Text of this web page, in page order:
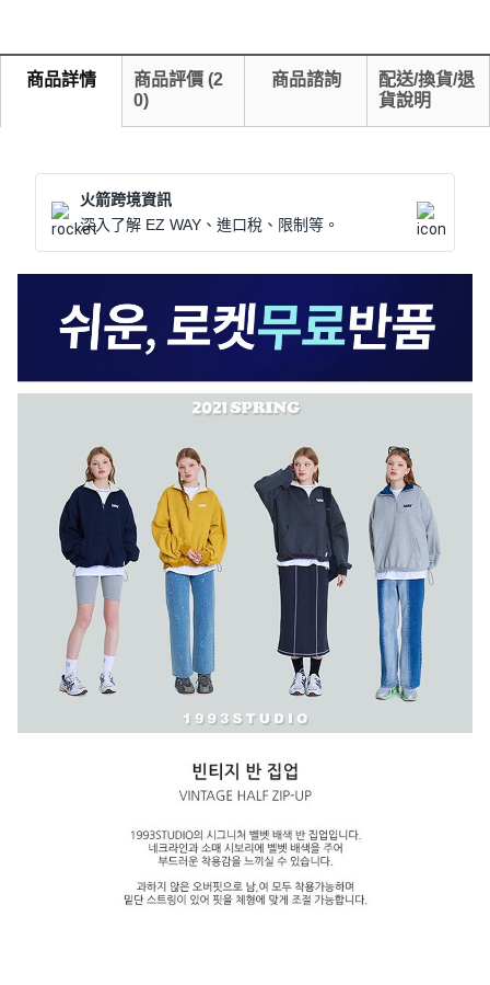
商品詳情 商品評價 (2
0)
商品諮詢
配送/換貨/退
貨說明
火箭跨境資訊
深入了解 EZ WAY、進口稅、限制等。